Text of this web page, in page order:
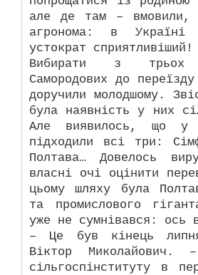
але де там –
агронома: в
устократ сприятливіший!
Вибирати з трьох
Самородових до
доручили молодшому.
була наявність у них
Але виявилось, що у
підходили всі три:
Полтава… Довелось
власні очі оцінити
цьому шляху була
та промислового
уже не сумнівався: ось
– Це був кінець
Віктор
сільгоспінституту в